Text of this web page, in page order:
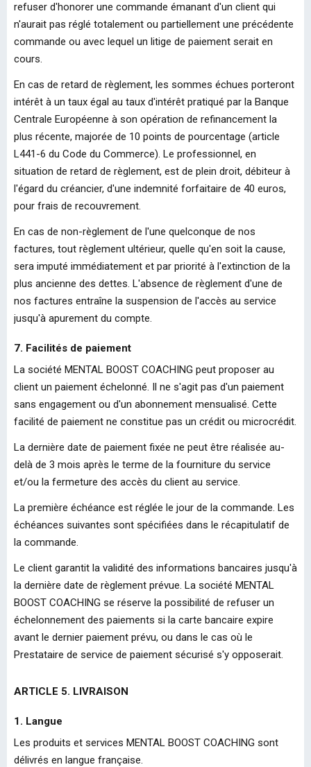
refuser d'honorer une commande émanant d'un client qui
n'aurait pas réglé totalement ou partiellement une précédente
commande ou avec lequel un litige de paiement serait en
cours.
En cas de retard de règlement, les sommes échues porteront
intérêt à un taux égal au taux d'intérêt pratiqué par la Banque
Centrale Européenne à son opération de refinancement la
plus récente, majorée de 10 points de pourcentage (article
L441-6 du Code du Commerce). Le professionnel, en
situation de retard de règlement, est de plein droit, débiteur à
l'égard du créancier, d'une indemnité forfaitaire de 40 euros,
pour frais de recouvrement.
En cas de non-règlement de l'une quelconque de nos
factures, tout règlement ultérieur, quelle qu'en soit la cause,
sera imputé immédiatement et par priorité à l'extinction de la
plus ancienne des dettes. L'absence de règlement d'une de
nos factures entraîne la suspension de l'accès au service
jusqu'à apurement du compte.
7. Facilités de paiement
La société MENTAL BOOST COACHING peut proposer au
client un paiement échelonné. Il ne s'agit pas d'un paiement
sans engagement ou d'un abonnement mensualisé. Cette
facilité de paiement ne constitue pas un crédit ou microcrédit.
La dernière date de paiement fixée ne peut être réalisée au-
delà de 3 mois après le terme de la fourniture du service
et/ou la fermeture des accès du client au service.
La première échéance est réglée le jour de la commande. Les
échéances suivantes sont spécifiées dans le récapitulatif de
la commande.
Le client garantit la validité des informations bancaires jusqu'à
la dernière date de règlement prévue. La société MENTAL
BOOST COACHING se réserve la possibilité de refuser un
échelonnement des paiements si la carte bancaire expire
avant le dernier paiement prévu, ou dans le cas où le
Prestataire de service de paiement sécurisé s'y opposerait.
ARTICLE 5. LIVRAISON
1. Langue
Les produits et services MENTAL BOOST COACHING sont
délivrés en langue française.